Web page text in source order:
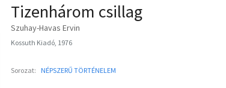
Tizenhárom csillag
Szuhay-Havas Ervin
Kossuth Kiadó, 1976
Sorozat: NÉPSZERŰ TÖRTÉNELEM